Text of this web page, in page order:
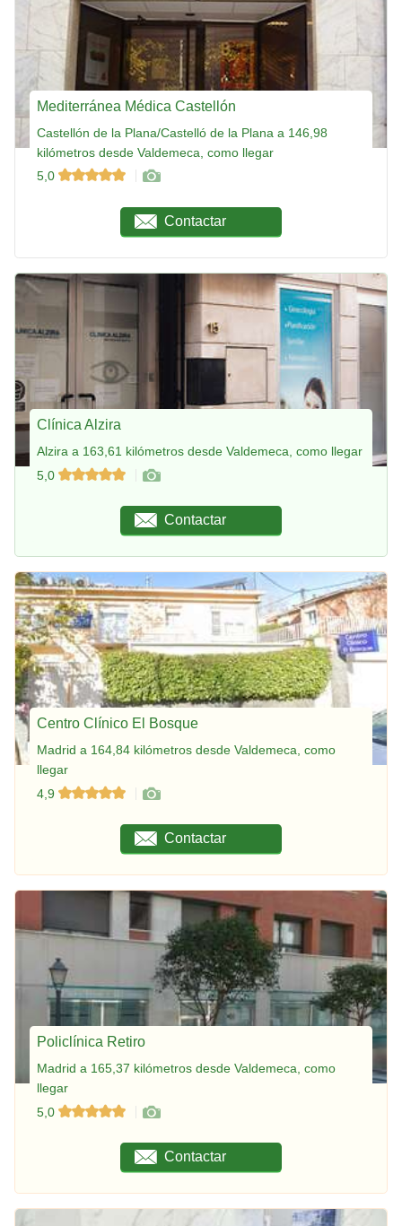
Mediterránea Médica Castellón
Castellón de la Plana/Castelló de la Plana a 146,98
kilómetros desde Valdemeca, como llegar
5,0
Contactar
Clínica Alzira
Alzira a 163,61 kilómetros desde Valdemeca, como llegar
5,0
Contactar
Centro Clínico El Bosque
Madrid a 164,84 kilómetros desde Valdemeca, como
llegar
4,9
Contactar
Policlínica Retiro
Madrid a 165,37 kilómetros desde Valdemeca, como
llegar
5,0
Contactar